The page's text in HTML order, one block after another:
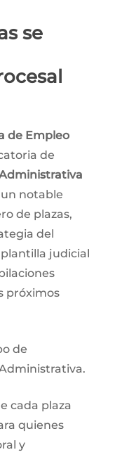
se
de Empleo
de
notable
de plazas,
del
judicial
próximos
de
cada plaza
quienes
y